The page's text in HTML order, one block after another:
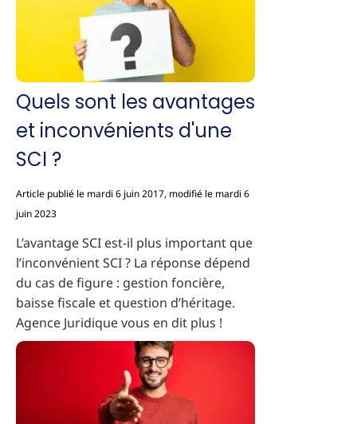
Quels sont les avantages
et inconvénients d'une
SCI ?
Article publié le mardi 6 juin 2017, modifié le mardi 6
juin 2023
L’avantage SCI est-il plus important que
l’inconvénient SCI ? La réponse dépend
du cas de figure : gestion foncière,
baisse fiscale et question d’héritage.
Agence Juridique vous en dit plus !